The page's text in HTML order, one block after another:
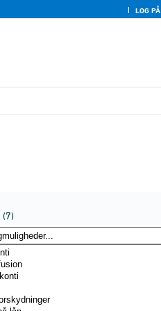
LOG PÅ
(7)